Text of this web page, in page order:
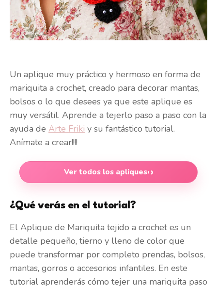
Un aplique muy práctico y hermoso en forma de
mariquita a crochet, creado para decorar mantas,
bolsos o lo que desees ya que este aplique es
muy versátil. Aprende a tejerlo paso a paso con la
ayuda de Arte Friki y su fantástico tutorial.
Anímate a crear!!!!
Ver todos los apliques›
¿Qué verás en el tutorial?
El Aplique de Mariquita tejido a crochet es un
detalle pequeño, tierno y lleno de color que
puede transformar por completo prendas, bolsos,
mantas, gorros o accesorios infantiles. En este
tutorial aprenderás cómo tejer una mariquita paso